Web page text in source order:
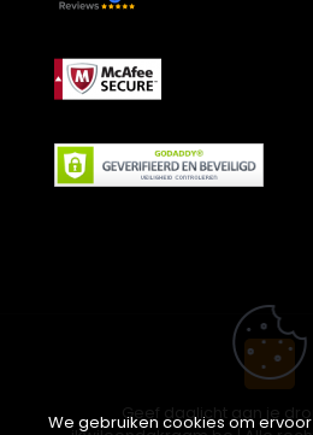
Geef daglicht aan je
We gebruiken cookies om